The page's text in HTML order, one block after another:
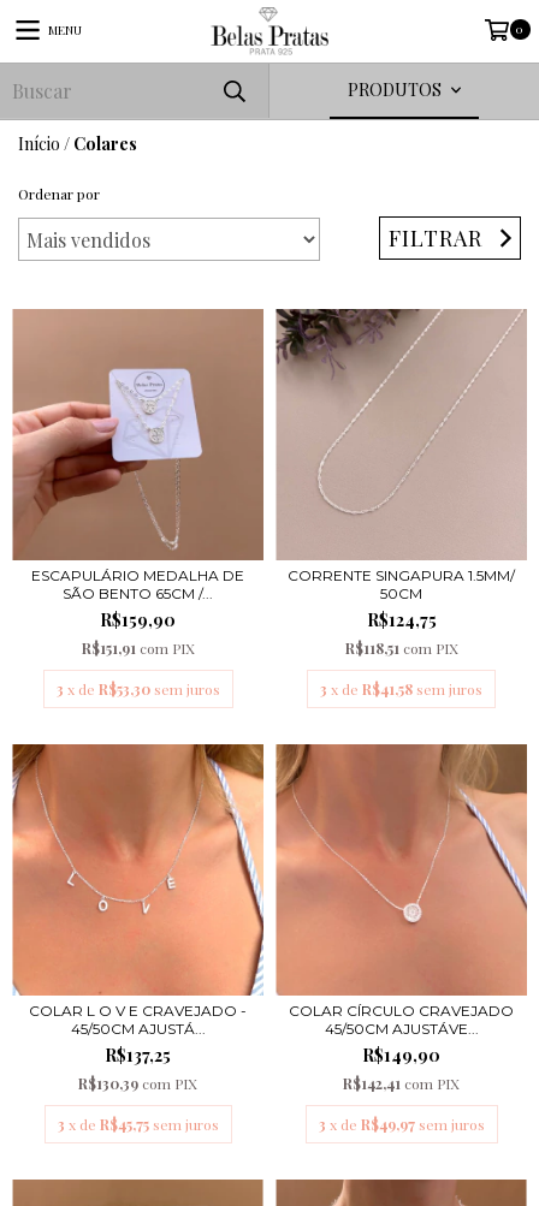
MENU 0
PRODUTOS
Início / Colares
Ordenar por
FILTRAR
ESCAPULÁRIO MEDALHA DE
SÃO BENTO 65CM /...
R$159,90
R$151,91 com PIX
3 x de R$53,30 sem juros
CORRENTE SINGAPURA 1.5MM/
50CM
R$124,75
R$118,51 com PIX
3 x de R$41,58 sem juros
COLAR L O V E CRAVEJADO -
45/50CM AJUSTÁ...
R$137,25
R$130,39 com PIX
3 x de R$45,75 sem juros
COLAR CÍRCULO CRAVEJADO
45/50CM AJUSTÁVE...
R$149,90
R$142,41 com PIX
3 x de R$49,97 sem juros